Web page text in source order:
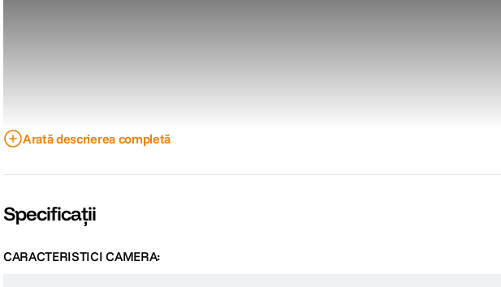
Arată descrierea completă
Specificații
CARACTERISTICI CAMERA: